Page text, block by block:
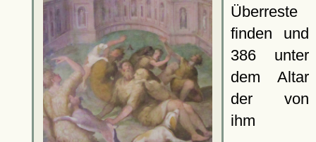
Überreste
finden und
386 unter
dem Altar
der von
ihm